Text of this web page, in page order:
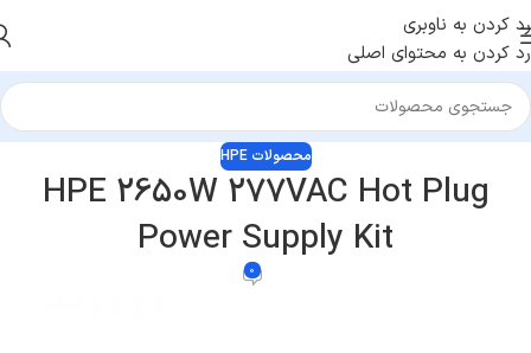
رد کردن به ناوبری
رد کردن به محتوای اصلی
محصولات HPE
HPE 2650W 277VAC Hot Plug
Power Supply Kit
0